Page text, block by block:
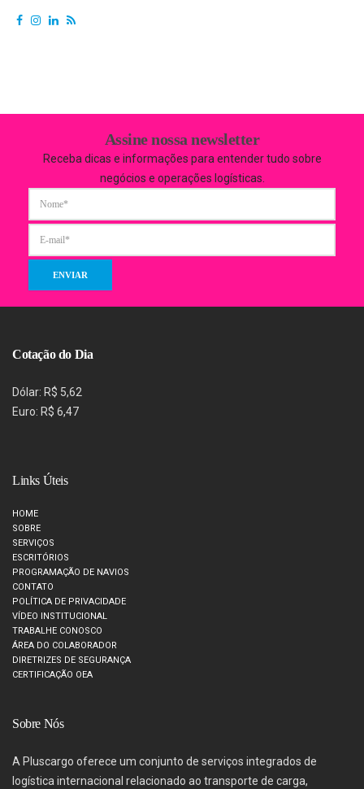
Assine nossa newsletter
Receba dicas e informações para entender tudo sobre
negócios e operações logísticas.
Cotação do Dia
Dólar: R$ 5,62
Euro: R$ 6,47
Links Úteis
HOME
SOBRE
SERVIÇOS
ESCRITÓRIOS
PROGRAMAÇÃO DE NAVIOS
CONTATO
POLÍTICA DE PRIVACIDADE
VÍDEO INSTITUCIONAL
TRABALHE CONOSCO
ÁREA DO COLABORADOR
DIRETRIZES DE SEGURANÇA
CERTIFICAÇÃO OEA
Sobre Nós
A Pluscargo oferece um conjunto de serviços integrados de
logística internacional relacionado ao transporte de carga,